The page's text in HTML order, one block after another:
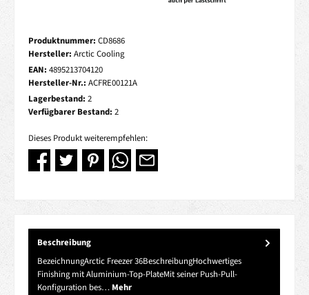
Produktnummer: CD8686
Hersteller: Arctic Cooling
EAN: 4895213704120
Hersteller-Nr.: ACFRE00121A
Lagerbestand: 2
Verfügbarer Bestand: 2
Dieses Produkt weiterempfehlen:
Beschreibung
BezeichnungArctic Freezer 36BeschreibungHochwertiges
Finishing mit Aluminium-Top-PlateMit seiner Push-Pull-
Konfiguration bes… Mehr